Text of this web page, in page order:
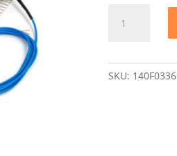
150
quantity
SKU: 140F0336